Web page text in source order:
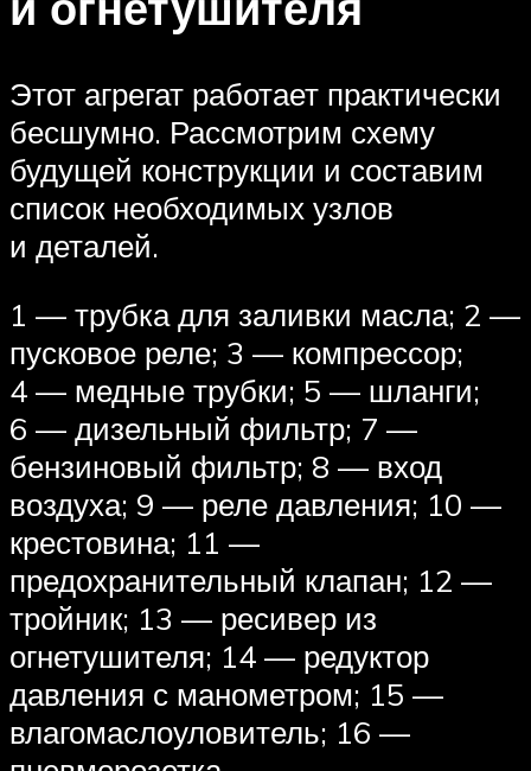
Этот агрегат работает практически
бесшумно. Рассмотрим схему
будущей конструкции и составим
список необходимых узлов
и деталей.
1 — трубка для заливки масла; 2 —
пусковое реле; 3 — компрессор;
4 — медные трубки; 5 — шланги;
6 — дизельный фильтр; 7 —
бензиновый фильтр; 8 — вход
воздуха; 9 — реле давления; 10 —
крестовина; 11 —
предохранительный клапан; 12 —
тройник; 13 — ресивер из
огнетушителя; 14 — редуктор
давления с манометром; 15 —
влагомаслоуловитель; 16 —